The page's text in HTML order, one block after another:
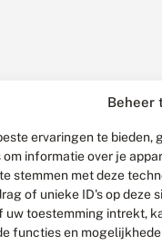
Beheer
ervaringen te
om informatie over je
stemmen met deze
of unieke ID's op deze
uw toestemming intrekt,
functies en